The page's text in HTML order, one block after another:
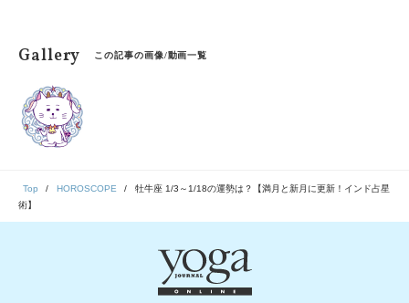
Gallery この記事の画像/動画一覧
Top HOROSCOPE
牡牛座 1/3～1/18の運勢は？【満月と新月に更新！インド占星
術】